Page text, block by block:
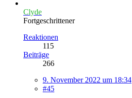
Clyde
Fortgeschrittener
Reaktionen
115
Beiträge
266
9. November 2022 um 18:34
#45